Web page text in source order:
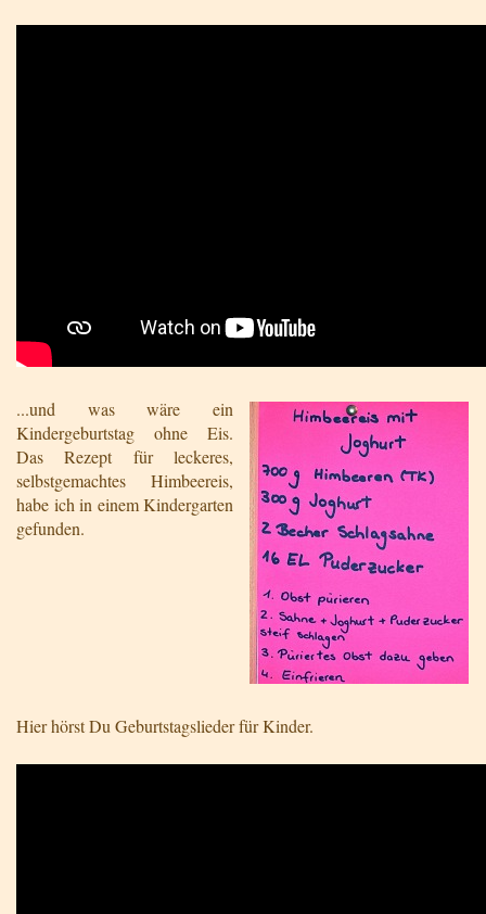
...und was wäre ein
Kindergeburtstag ohne Eis.
Das Rezept für leckeres,
selbstgemachtes Himbeereis,
habe ich in einem Kindergarten
gefunden.
Hier hörst Du Geburtstagslieder für Kinder.